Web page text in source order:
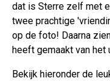
dat is Sterre zelf met
twee prachtige
op de foto! Daarna
heeft gemaakt van het
Bekijk hieronder de